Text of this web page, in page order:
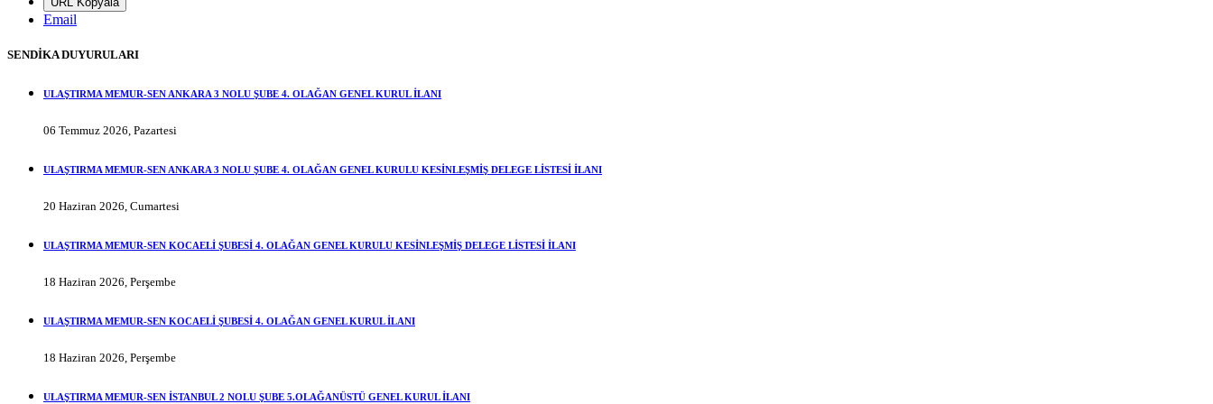
Email
SENDİKA DUYURULARI
ULAŞTIRMA MEMUR-SEN ANKARA 3 NOLU ŞUBE 4. OLAĞAN GENEL KURUL İLANI
06 Temmuz 2026, Pazartesi
ULAŞTIRMA MEMUR-SEN ANKARA 3 NOLU ŞUBE 4. OLAĞAN GENEL KURULU KESİNLEŞMİŞ DELEGE LİSTESİ İLANI
20 Haziran 2026, Cumartesi
ULAŞTIRMA MEMUR-SEN KOCAELİ ŞUBESİ 4. OLAĞAN GENEL KURULU KESİNLEŞMİŞ DELEGE LİSTESİ İLANI
18 Haziran 2026, Perşembe
ULAŞTIRMA MEMUR-SEN KOCAELİ ŞUBESİ 4. OLAĞAN GENEL KURUL İLANI
18 Haziran 2026, Perşembe
ULAŞTIRMA MEMUR-SEN İSTANBUL 2 NOLU ŞUBE 5.OLAĞANÜSTÜ GENEL KURUL İLANI